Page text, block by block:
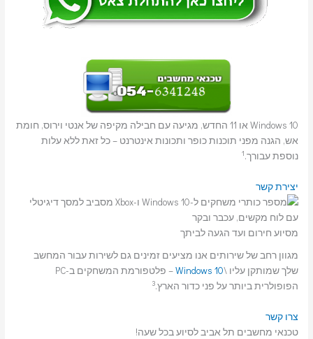
Windows 10 או 11 החדש, מגיעה עם חבילה מקיפה של אנטי וירוס, חומת
אש, הגנה מפני תוכנות כופר ותכונות אינטרנט – כל זאת ללא עלות
נוספת עבורך.1
יצירת קשר
מסיוע חירום ועד הגעה לביתך
מגוון רחב של שירותים אנו מציעים זמינים גם לשירות עבור המחשב
שלך שמותקן עליו \Windows 10
– פלטפורמת המשחקים ב-PC
הפופולרית ביותר על פני כדור הארץ.3
צרו קשר
טכנאי מחשבים תל אביב לסיוע בכל שעה!